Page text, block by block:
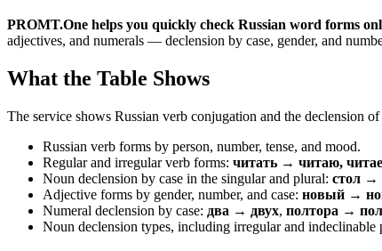
PROMT.One helps you quickly check Russian word forms
adjectives, and numerals — declension by case, gender, and
What the Table Shows
The service shows Russian verb conjugation and the declension
Russian verb forms by person, number, tense, and mood.
Regular and irregular verb forms: читать → читаю,
Noun declension by case in the singular and plural: стол →
Adjective forms by gender, number, and case: новый →
Numeral declension by case: два → двух, полтора →
Noun declension types, including irregular and indeclinable